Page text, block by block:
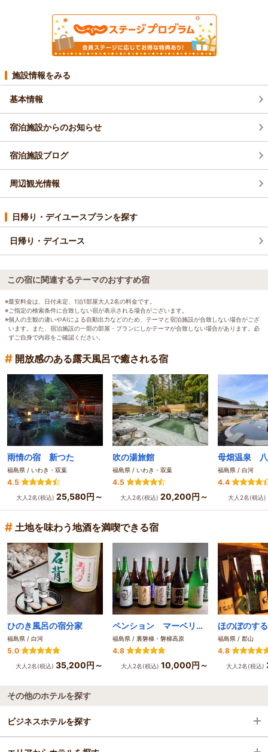
施設情報をみる
基本情報
宿泊施設からのお知らせ
宿泊施設ブログ
周辺観光情報
日帰り・デイユースプランを探す
日帰り・デイユース
この宿に関連するテーマのおすすめ宿
※最安料金は、日付未定、1泊1部屋大人2名の料金です。
※ご指定の検索条件に合致しない宿が表示される場合がございます。
※個人の主観の違いやAIによる自動出力などのため、テーマと宿泊施設が合致しない場合がござ
います。また、宿泊施設の一部の部屋・プランにしかテーマが合致しない場合があります。必
ずご自身で内容をご確認ください。
# 開放感のある露天風呂で癒される宿
雨情の宿 新つた
福島県 / いわき・双葉
4.5
大人2名(税込) 25,580円～
吹の湯旅館
福島県 / いわき・双葉
4.5
大人2名(税込) 20,200円～
母畑温泉
福島県 / 白河
4.4
大人2名(税込)
# 土地を味わう地酒を満喫できる宿
ひのき風呂の宿分家
福島県 / 白河
5.0
大人2名(税込) 35,200円～
ペンション マーベリック
福島県 / 裏磐梯・磐梯高原
4.8
大人2名(税込) 10,000円～
福島県 / 郡山
4.8
大人2名(税込)
その他のホテルを探す
ビジネスホテルを探す